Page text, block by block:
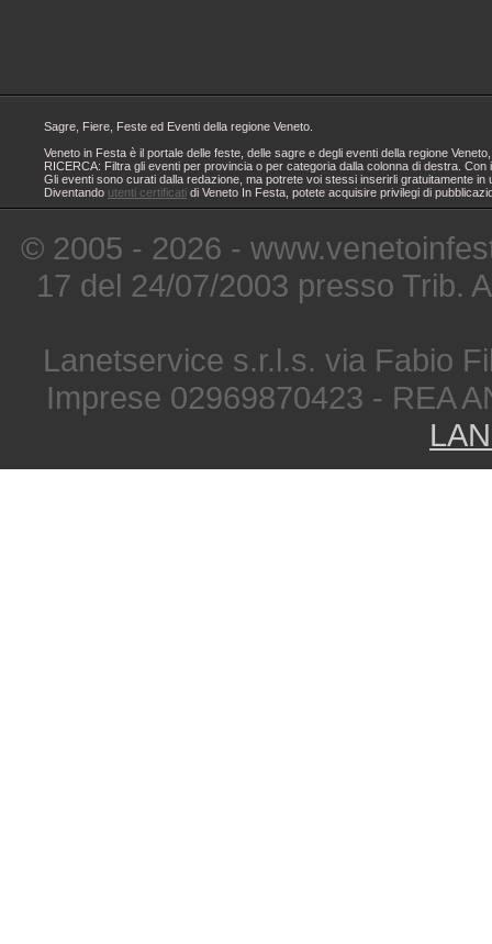
Sagre, Fiere, Feste ed Eventi della regione Veneto.
Veneto in Festa è il portale delle feste, delle sagre e degli eventi della regione
RICERCA: Filtra gli eventi per provincia o per categoria dalla colonna di destra.
Gli eventi sono curati dalla redazione, ma potrete voi stessi inserirli gratuitamente
Diventando utenti certificati di Veneto In Festa, potete acquisire privilegi di
© 2005 - 2026 -
17 del 24/07/2003 presso Trib.
Lanetservice s.r.l.s. via Fabio
Imprese 02969870423 - REA